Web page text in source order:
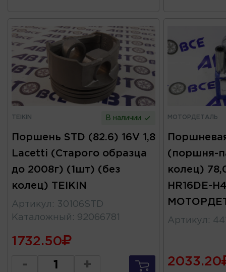
TEIKIN В наличии
Поршень STD (82.6) 16V 1,8
Lacetti (Старого образца
до 2008г) (1шт) (без
колец) TEIKIN
Артикул : 30106STD
Каталожный : 92066781
1732.50
- +
МОТОРДЕТАЛЬ
(поршня-
колец)
HR16DE-
Артикул :
2033.20